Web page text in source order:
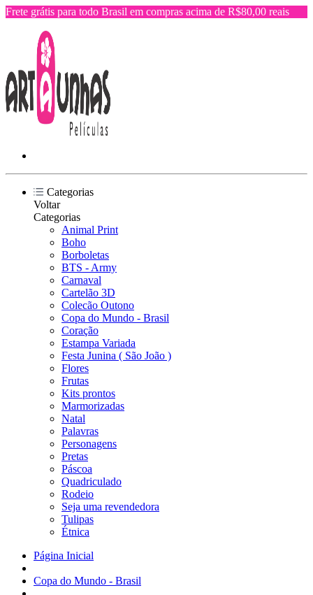
Frete grátis para todo Brasil em compras acima de R$80,00 reais
Categorias
Voltar
Categorias
Animal Print
Boho
Borboletas
BTS - Army
Carnaval
Cartelão 3D
Colecão Outono
Copa do Mundo - Brasil
Coração
Estampa Variada
Festa Junina ( São João )
Flores
Frutas
Kits prontos
Marmorizadas
Natal
Palavras
Personagens
Pretas
Páscoa
Quadriculado
Rodeio
Seja uma revendedora
Tulipas
Étnica
Página Inicial
Copa do Mundo - Brasil